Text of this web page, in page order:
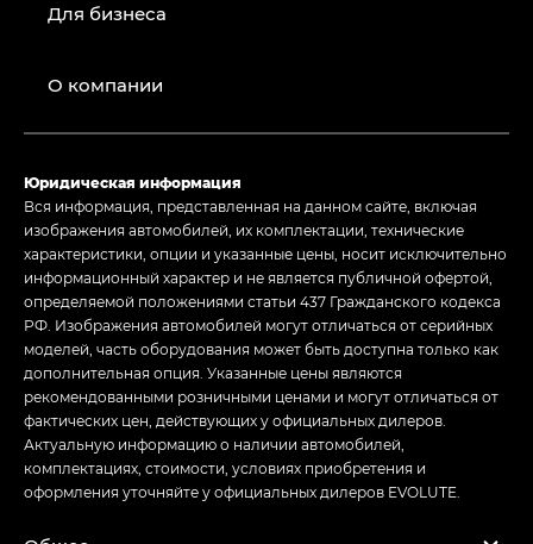
Для бизнеса
О компании
Юридическая информация
Вся информация, представленная на данном сайте, включая
изображения автомобилей, их комплектации, технические
характеристики, опции и указанные цены, носит исключительно
информационный характер и не является публичной офертой,
определяемой положениями статьи 437 Гражданского кодекса
РФ. Изображения автомобилей могут отличаться от серийных
моделей, часть оборудования может быть доступна только как
дополнительная опция. Указанные цены являются
рекомендованными розничными ценами и могут отличаться от
фактических цен, действующих у официальных дилеров.
Актуальную информацию о наличии автомобилей,
комплектациях, стоимости, условиях приобретения и
оформления уточняйте у официальных дилеров EVOLUTE.